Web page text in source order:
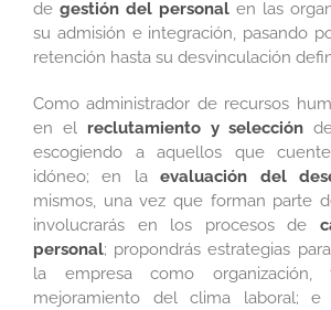
de gestión del personal en las
su admisión e integración, pasando
retención hasta su desvinculación
Como administrador de recursos
en el reclutamiento y selección
escogiendo a aquellos que
idóneo; en laevaluación del
mismos, una vez que forman parte
involucrarás en los procesos de
personal; propondrás estrategias
la empresa como
mejoramiento del clima laboral; e